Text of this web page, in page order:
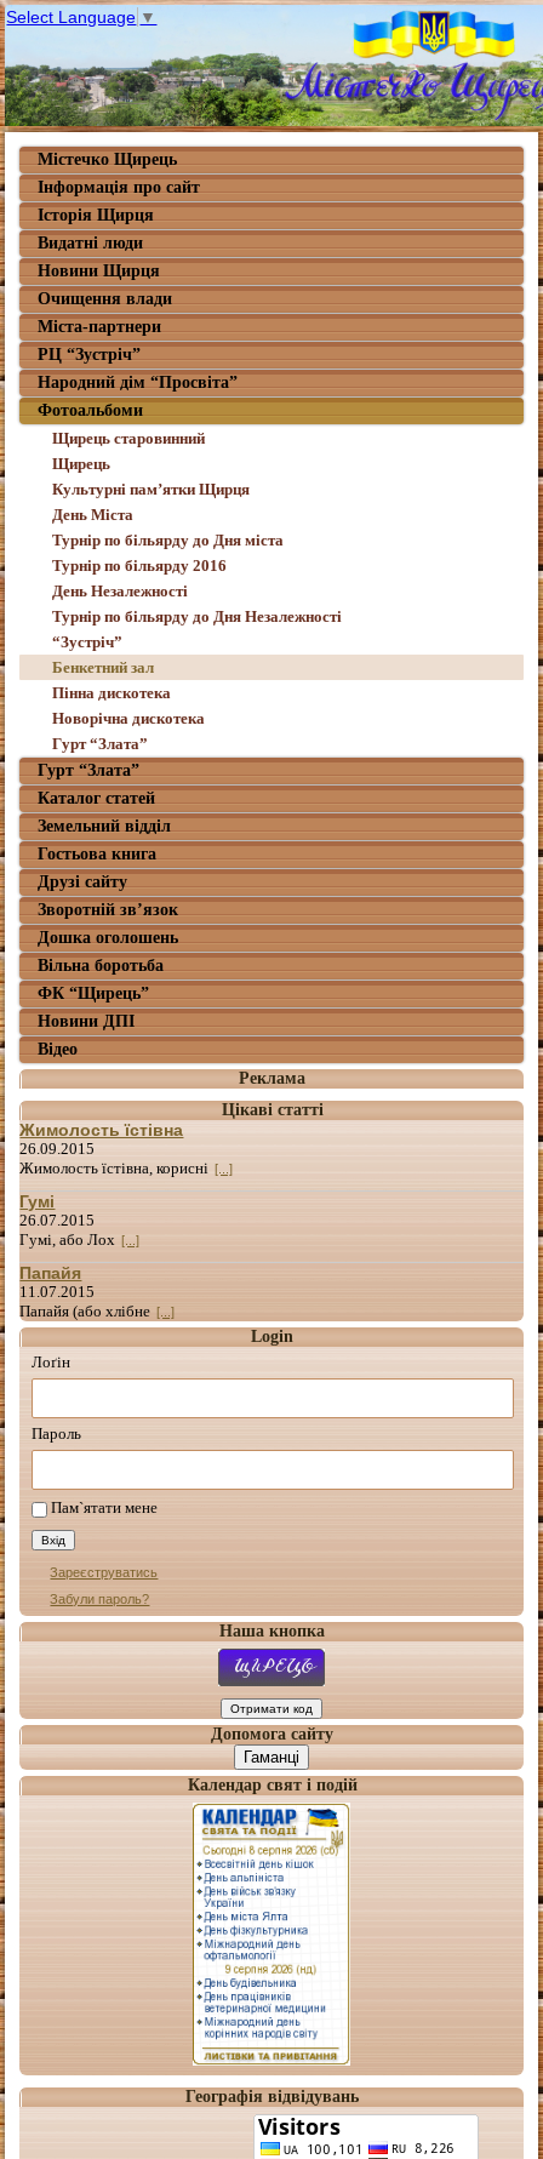
Select Language ▼
Містечко Щирець
Інформація про сайт
Історія Щирця
Видатні люди
Новини Щирця
Очищення влади
Міста-партнери
РЦ “Зустріч”
Народний дім “Просвіта”
Фотоальбоми
Щирець старовинний
Щирець
Культурні пам’ятки Щирця
День Міста
Турнір по більярду до Дня міста
Турнір по більярду 2016
День Незалежності
Турнір по більярду до Дня Незалежності
“Зустріч”
Бенкетний зал
Пінна дискотека
Новорічна дискотека
Гурт “Злата”
Гурт “Злата”
Каталог статей
Земельний відділ
Гостьова книга
Друзі сайту
Зворотній зв’язок
Дошка оголошень
Вільна боротьба
ФК “Щирець”
Новини ДПІ
Відео
Реклама
Цікаві статті
Жимолость їстівна
26.09.2015
Жимолость їстівна, корисні [...]
Гумі
26.07.2015
Гумі, або Лох [...]
Папайя
11.07.2015
Папайя (або хлібне [...]
Login
Лоґін
Пароль
Пам`ятати мене
Зареєструватись
Забули пароль?
Наша кнопка
Допомога сайту
Гаманці
Календар свят і подій
Географія відвідувань